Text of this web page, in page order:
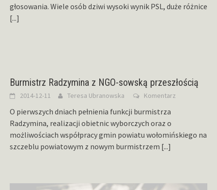
głosowania. Wiele osób dziwi wysoki wynik PSL, duże różnice
[...]
Burmistrz Radzymina z NGO-sowską przeszłością
2014-12-11 Teresa Ubranowska Komentarz
O pierwszych dniach pełnienia funkcji burmistrza
Radzymina, realizacji obietnic wyborczych oraz o
możliwościach współpracy gmin powiatu wołomińskiego na
szczeblu powiatowym z nowym burmistrzem [...]